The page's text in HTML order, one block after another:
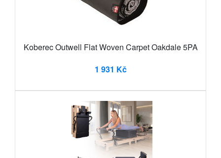
Koberec Outwell Flat Woven Carpet Oakdale 5PA
1 931 Kč